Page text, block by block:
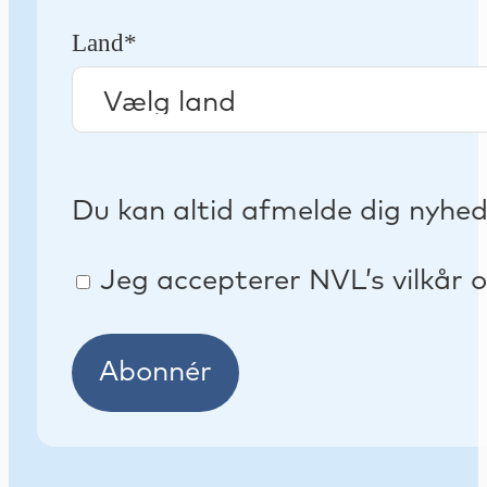
Land*
Du kan altid afmelde dig
Jeg accepterer NVL’s vilkår
Abonnér